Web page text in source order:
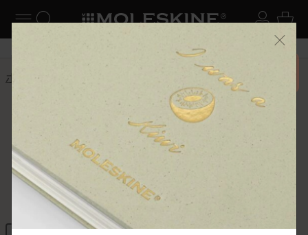
ナビゲーションの切替 ログ
検索 (キーワードなど) カ
6,500円以上のご購入で送料無料 メニ
ーを閉じる
ホーム
ギフト
クリエイティブな発想を高めるギフト